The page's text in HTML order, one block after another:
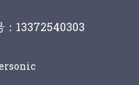
：13372540303